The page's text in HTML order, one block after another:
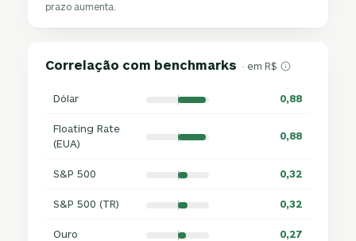
prazo aumenta.
Correlação com benchmarks · em R$
Dólar 0,88
Floating Rate
(EUA)
0,88
S&P 500 0,32
S&P 500 (TR) 0,32
Ouro 0,27